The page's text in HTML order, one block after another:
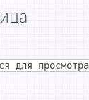
для